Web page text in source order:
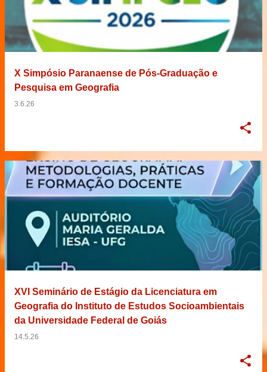
X Simpósio Paranaense de Pós-Graduação e
Pesquisa em Geografia
3.6.26
XVI Seminário de Estágio da Licenciatura em
Geografia do Instituto de Estudos Socioambientais
da Universidade Federal de Goiás
14.5.26